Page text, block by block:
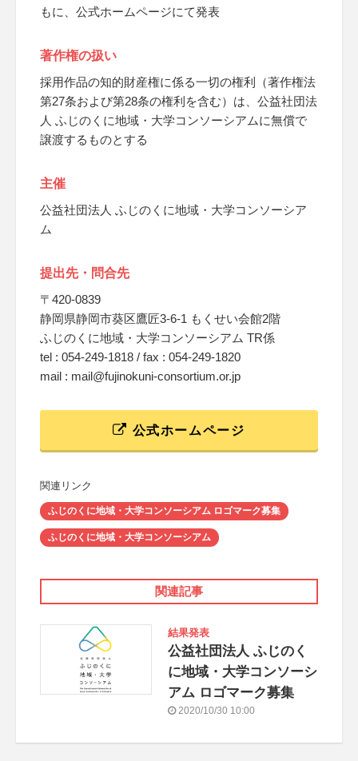
もに、公式ホームページにて発表
著作権の扱い
採用作品の知的財産権に係る一切の権利（著作権法
第27条および第28条の権利を含む）は、公益社団法
人 ふじのくに地域・大学コンソーシアムに無償で
譲渡するものとする
主催
公益社団法人 ふじのくに地域・大学コンソーシア
ム
提出先・問合先
〒420-0839
静岡県静岡市葵区鷹匠3-6-1 もくせい会館2階
ふじのくに地域・大学コンソーシアム TR係
tel : 054-249-1818 / fax : 054-249-1820
mail : mail@fujinokuni-consortium.or.jp
公式ホームページ
関連リンク
ふじのくに地域・大学コンソーシアム ロゴマーク募集
ふじのくに地域・大学コンソーシアム
関連記事
結果発表
公益社団法人 ふじのく
に地域・大学コンソーシ
アム ロゴマーク募集
2020/10/30 10:00